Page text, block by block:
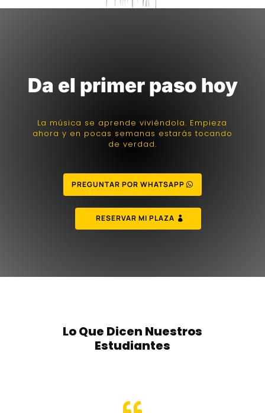
Da el primer paso hoy
La música se aprende viviéndola. Empieza
ahora y en pocas semanas estarás tocando
de verdad.
PREGUNTAR POR WHATSAPP
RESERVAR MI PLAZA
Lo Que Dicen Nuestros
Estudiantes